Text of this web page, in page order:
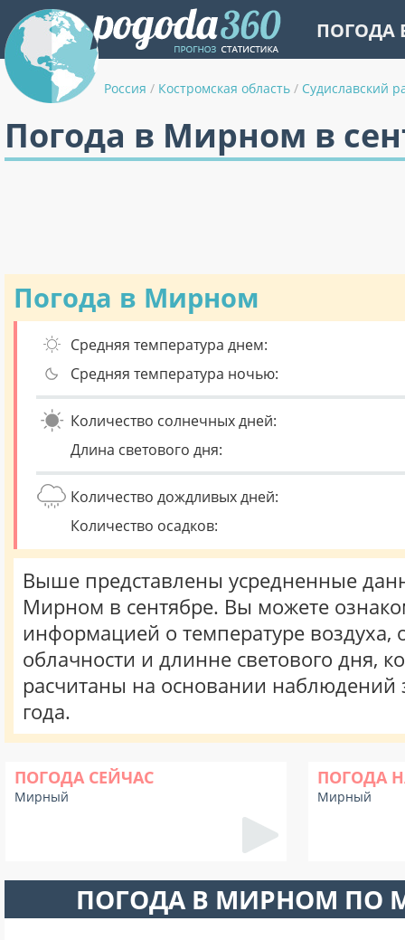
ПОГОДА
Россия / Костромская область / Судиславский
Погода в Мирном в
Погода в Мирном
Средняя температура днем:
Средняя температура ночью:
Количество солнечных дней:
Длина светового дня:
Количество дождливых дней:
Количество осадков:
Выше представлены усредненные
Мирном в сентябре. Вы можете
информацией о температуре воздуха,
облачности и длинне светового дня,
расчитаны на основании наблюдений
года.
ПОГОДА СЕЙЧАС
Мирный
ПОГОДА
Мирный
ПОГОДА В МИРНОМ ПО